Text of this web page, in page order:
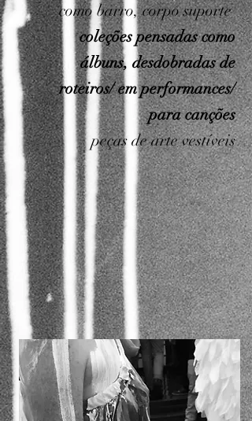
como barro, corpo suporte
coleções pensadas como
álbuns, desdobradas de
roteiros/ em performances/
para canções
peças de arte vestíveis